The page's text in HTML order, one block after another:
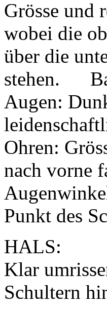
Grösse und
wobei die
über die
stehen.
Augen:
Ohren:
nach vorne
Punkt des
HALS:
Klar
Schultern